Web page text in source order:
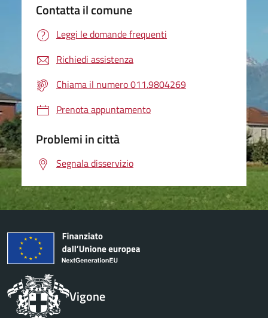
Contatta il comune
Leggi le domande frequenti
Richiedi assistenza
Chiama il numero 011.9804269
Prenota appuntamento
Problemi in città
Segnala disservizio
Vigone